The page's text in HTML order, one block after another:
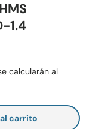
1.4
calcularán al
carrito